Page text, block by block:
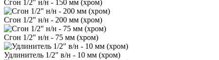
Сгон 1/2" н/н - 150 мм (хром)
Сгон 1/2" н/н - 200 мм (хром)
Сгон 1/2" н/н - 75 мм (хром)
Удлинитель 1/2" в/н - 10 мм (хром)